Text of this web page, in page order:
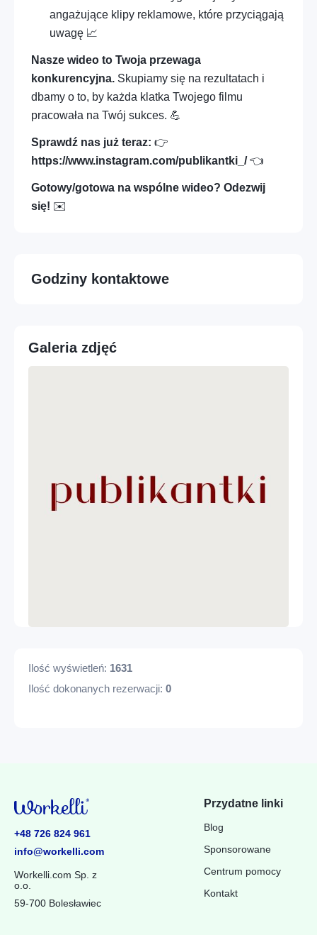
angażujące klipy reklamowe, które przyciągają
uwagę 📈
Nasze wideo to Twoja przewaga
konkurencyjna. Skupiamy się na rezultatach i
dbamy o to, by każda klatka Twojego filmu
pracowała na Twój sukces. 💪
Sprawdź nas już teraz: 👉
https://www.instagram.com/publikantki_/👈
Gotowy/gotowa na wspólne wideo? Odezwij
się! ✉️
Godziny kontaktowe
Galeria zdjęć
Ilość wyświetleń: 1631
Ilość dokonanych rezerwacji: 0
+48 726 824 961
info@workelli.com
Workelli.com Sp. z
o.o.
59-700 Bolesławiec
Przydatne linki
Blog
Sponsorowane
Centrum pomocy
Kontakt